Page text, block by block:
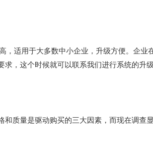
，适用于大多数中小企业，升级方便。企
求，这个时候就可以联系我们进行系统的升
和质量是驱动购买的三大因素，而现在调查